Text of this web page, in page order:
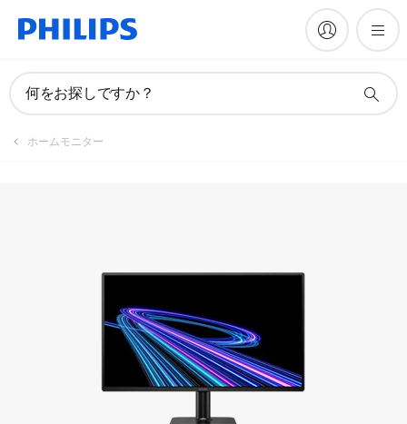
何をお探しですか？
ホームモニター
マニュアルとドキュメント